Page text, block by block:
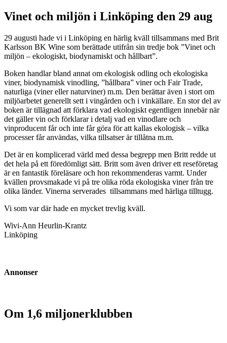
Vinet och miljön i Linköping den 29 aug
29 augusti hade vi i Linköping en härlig kväll tillsammans med Brit
Karlsson BK Wine som berättade utifrån sin tredje bok ”Vinet och
miljön – ekologiskt, biodynamiskt och hållbart”.
Boken handlar bland annat om ekologisk odling och ekologiska
viner, biodynamisk vinodling, ”hållbara” viner och Fair Trade,
naturliga (viner eller naturviner) m.m. Den berättar även i stort om
miljöarbetet generellt sett i vingården och i vinkällare. En stor del av
boken är tillägnad att förklara vad ekologiskt egentligen innebär när
det gäller vin och förklarar i detalj vad en vinodlare och
vinproducent får och inte får göra för att kallas ekologisk – vilka
processer får användas, vilka tillsatser är tillåtna m.m.
Det är en komplicerad värld med dessa begrepp men Britt redde ut
det hela på ett föredömligt sätt. Britt som även driver ett reseföretag
är en fantastik föreläsare och hon rekommenderas varmt. Under
kvällen provsmakade vi på tre olika röda ekologiska viner från tre
olika länder. Vinerna serverades tillsammans med härliga tilltugg.
Vi som var där hade en mycket trevlig kväll.
Wivi-Ann Heurlin-Krantz
Linköping
Annonser
Om 1,6 miljonerklubben